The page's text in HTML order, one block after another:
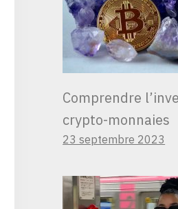
Comprendre
crypto-monnaies
23 septembre 2023